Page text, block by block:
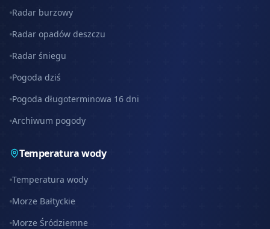
Radar burzowy
Radar opadów deszczu
Radar śniegu
Pogoda dziś
Pogoda długoterminowa 16 dni
Archiwum pogody
Temperatura wody
Temperatura wody
Morze Bałtyckie
Morze Śródziemne